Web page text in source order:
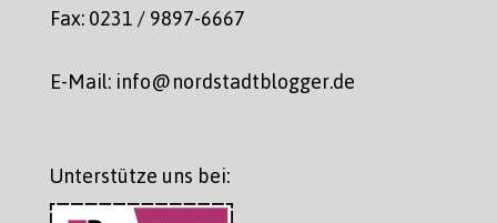
Fax: 0231 / 9897-6667
E-Mail: info@nordstadtblogger.de
Unterstütze uns bei: